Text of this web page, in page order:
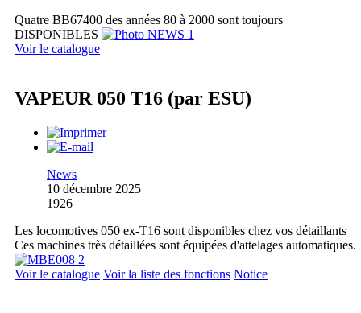
Quatre BB67400 des années 80 à 2000 sont toujours
DISPONIBLES
Voir le catalogue
VAPEUR 050 T16 (par ESU)
News
10 décembre 2025
1926
Les locomotives 050 ex-T16 sont disponibles chez vos détaillants
Ces machines très détaillées sont équipées d'attelages automatiques.
Voir le catalogue Voir la liste des fonctions Notice